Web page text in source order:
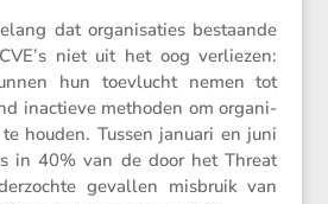
dat organi­sa­ties bestaande
niet uit het oog verliezen:
hun toevlucht nemen tot
inactieve methoden om organi­
houden. Tussen januari en juni
in 40% van de door het Threat
gevallen misbruik van